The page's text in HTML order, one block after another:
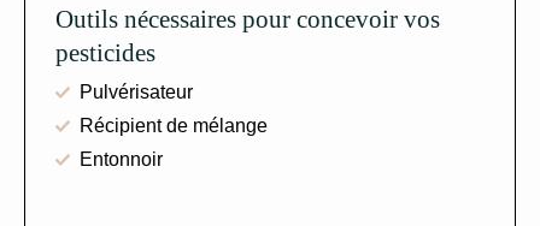
Outils nécessaires pour concevoir vos
pesticides
Pulvérisateur
Récipient de mélange
Entonnoir